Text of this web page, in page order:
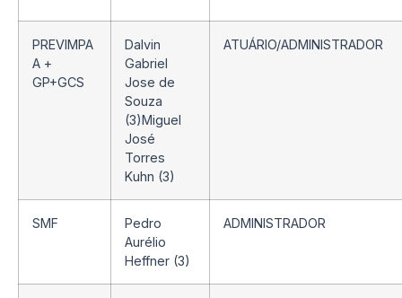
PREVIMPA
A +
GP+GCS
Dalvin
Gabriel
Jose de
Souza
(3)Miguel
José
Torres
Kuhn (3)
ATUÁRIO/ADMINISTRADOR
SMF
Pedro
Aurélio
Heffner (3)
ADMINISTRADOR